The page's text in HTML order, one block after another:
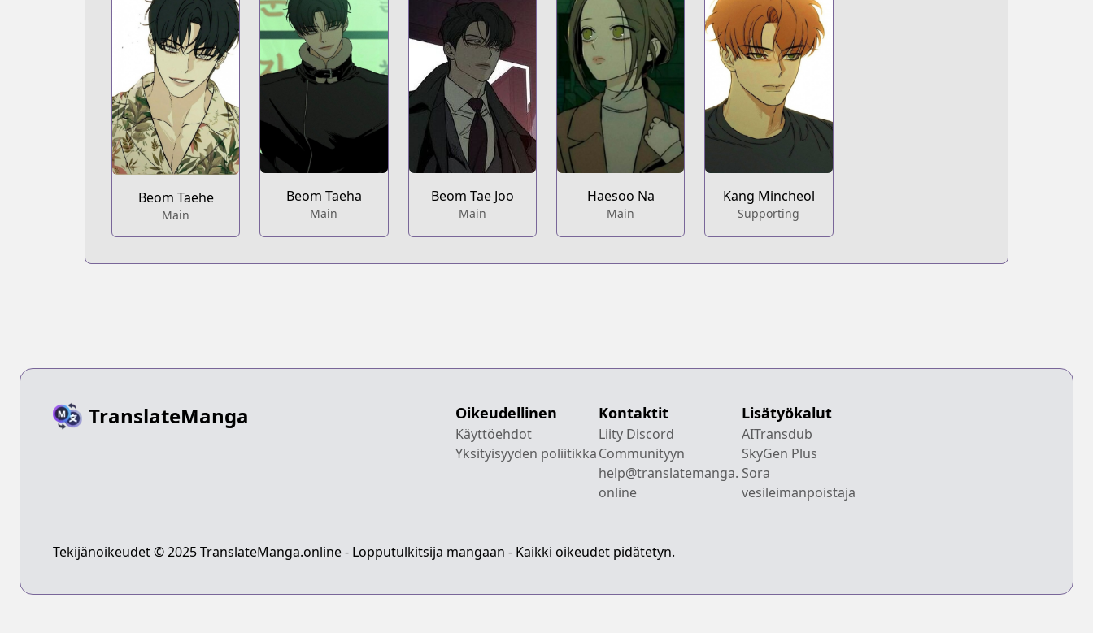
Beom Taehe
Main
Beom Taeha
Main
Beom Tae Joo
Main
Haesoo Na
Main
Kang Mincheol
Supporting
TranslateManga Oikeudellinen
Käyttöehdot
Yksityisyyden poliitikka
Kontaktit
Liity Discord
Communityyn
help@translatemanga.
online
Lisätyökalut
AITransdub
SkyGen Plus
Sora
vesileimanpoistaja
Tekijänoikeudet © 2025 TranslateManga.online - Lopputulkitsija mangaan - Kaikki oikeudet pidätetyn.